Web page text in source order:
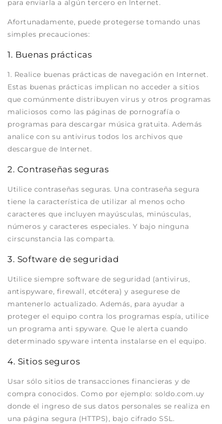
para enviarla a algún tercero en Internet.
Afortunadamente, puede protegerse tomando unas
simples precauciones:
1. Buenas prácticas
1. Realice buenas prácticas de navegación en Internet.
Estas buenas prácticas implican no acceder a sitios
que comúnmente distribuyen virus y otros programas
maliciosos como las páginas de pornografía o
programas para descargar música gratuita. Además
analice con su antivirus todos los archivos que
descargue de Internet.
2. Contraseñas seguras
Utilice contraseñas seguras. Una contraseña segura
tiene la característica de utilizar al menos ocho
caracteres que incluyen mayúsculas, minúsculas,
números y caracteres especiales. Y bajo ninguna
cirscunstancia las comparta.
3. Software de seguridad
Utilice siempre software de seguridad (antivirus,
antispyware, firewall, etcétera) y asegurese de
mantenerlo actualizado. Además, para ayudar a
proteger el equipo contra los programas espía, utilice
un programa anti spyware. Que le alerta cuando
determinado spyware intenta instalarse en el equipo.
4. Sitios seguros
Usar sólo sitios de transacciones financieras y de
compra conocidos. Como por ejemplo: soldo.com.uy
donde el ingreso de sus datos personales se realiza en
una página segura (HTTPS), bajo cifrado SSL.